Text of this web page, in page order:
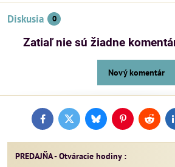
Diskusia 0
Zatiaľ nie sú žiadne
Nový komentár
FacebookTwitterBlueskyPinterestReddit
PREDAJŇA - Otváracie hodiny :